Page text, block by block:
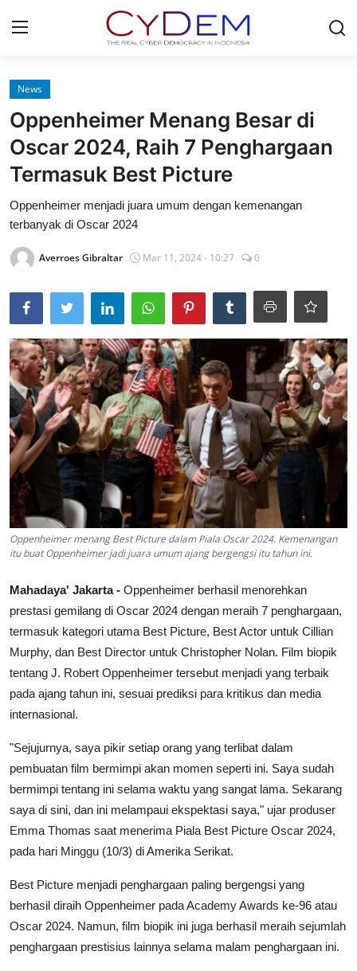
Home
News
Contact
Olahraga
Nasional
Lainya
News
Oppenheimer Menang Besar di
Oscar 2024, Raih 7 Penghargaan
Termasuk Best Picture
Oppenheimer menjadi juara umum dengan kemenangan
terbanyak di Oscar 2024
Averroes Gibraltar Mar 11, 2024 - 10:27 0
Oppenheimer menang Best Picture dalam Piala Oscar 2024. Kemenangan
itu buat Oppenheimer jadi juara umum ajang bergengsi itu tahun ini.
Mahadaya' Jakarta - Oppenheimer berhasil menorehkan
prestasi gemilang di Oscar 2024 dengan meraih 7 penghargaan,
termasuk kategori utama Best Picture, Best Actor untuk Cillian
Murphy, dan Best Director untuk Christopher Nolan. Film biopik
tentang J. Robert Oppenheimer tersebut menjadi yang terbaik
pada ajang tahun ini, sesuai prediksi para kritikus dan media
internasional.
"Sejujurnya, saya pikir setiap orang yang terlibat dalam
pembuatan film bermimpi akan momen seperti ini. Saya sudah
bermimpi tentang ini selama waktu yang sangat lama. Sekarang
saya di sini, dan ini melampaui ekspektasi saya," ujar produser
Emma Thomas saat menerima Piala Best Picture Oscar 2024,
pada hari Minggu (10/3) di Amerika Serikat.
Best Picture menjadi penghargaan paling bergengsi yang
berhasil diraih Oppenheimer pada Academy Awards ke-96 atau
Oscar 2024. Namun, film biopik ini juga berhasil meraih sejumlah
penghargaan prestisius lainnya selama malam penghargaan ini.